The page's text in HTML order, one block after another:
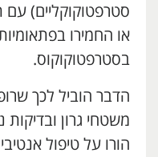
סטרפטוקוקליים) עם
או החמירו
בסטרפטוקוקוס.
הדבר הוביל לכך
משטחי גרון ובדיקות
הורו על טיפול